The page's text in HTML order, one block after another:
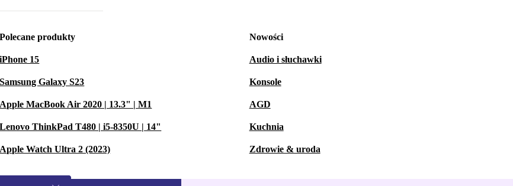
Polecane produkty
iPhone 15
Samsung Galaxy S23
Apple MacBook Air 2020 | 13.3" | M1
Lenovo ThinkPad T480 | i5-8350U | 14"
Apple Watch Ultra 2 (2023)
Nowości
Audio i słuchawki
Konsole
AGD
Kuchnia
Zdrowie & uroda